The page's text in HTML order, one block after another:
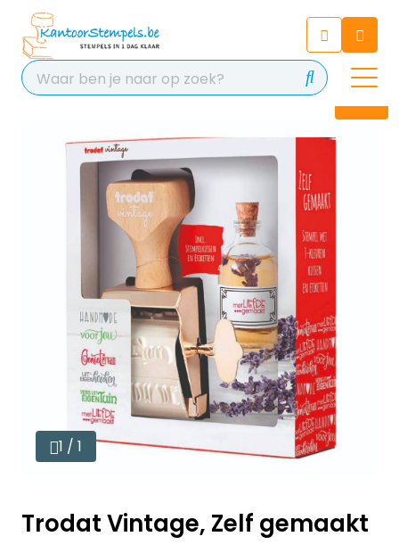
Chat 24/7 met onze chatbot
voor hulp
Contact
1 / 1
Trodat Vintage, Zelf gemaakt